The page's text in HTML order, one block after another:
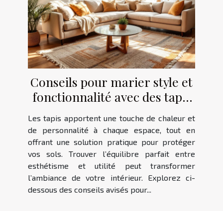
Conseils pour marier style et
fonctionnalité avec des tapis
dans votre foyer
Les tapis apportent une touche de chaleur et
de personnalité à chaque espace, tout en
offrant une solution pratique pour protéger
vos sols. Trouver l’équilibre parfait entre
esthétisme et utilité peut transformer
l’ambiance de votre intérieur. Explorez ci-
dessous des conseils avisés pour...